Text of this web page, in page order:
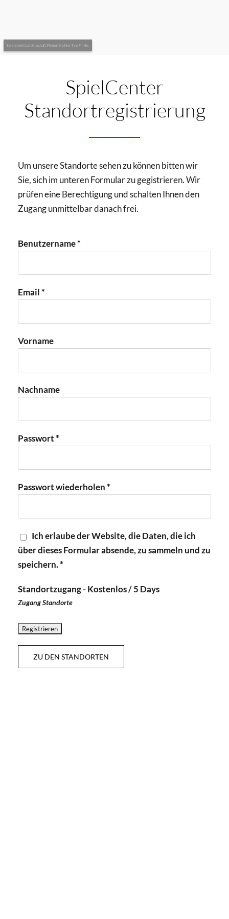
Spielen mit Leidenschaft. Finden Sie hier Ihre Filiale.
SpielCenter
Standortregistrierung
Um unsere Standorte sehen zu können bitten wir
Sie, sich im unteren Formular zu gegistrieren. Wir
prüfen eine Berechtigung und schalten Ihnen den
Zugang unmittelbar danach frei.
Benutzername *
Email *
Vorname
Nachname
Passwort *
Passwort wiederholen *
Ich erlaube der Website, die Daten, die ich
über dieses Formular absende, zu sammeln und zu
speichern. *
Standortzugang-Kostenlos/5 Days
Zugang Standorte
ZU DEN STANDORTEN